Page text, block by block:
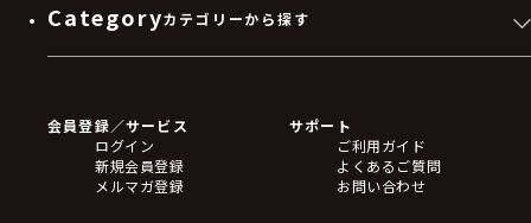
Categoryカテゴリーから探す
フィギュア
アクリルスタンド
バッジ
キーホルダー・ストラップ
会員登録／サービス
ログイン
新規会員登録
メルマガ登録
サポート
ご利用ガイド
よくあるご質問
お問い合わせ